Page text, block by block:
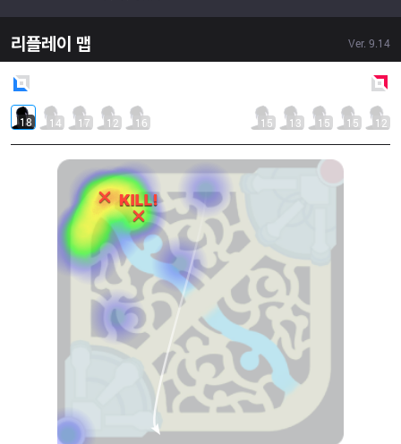
리플레이 맵 Ver. 9.14
18 14 17 12 16 15 13 15 15 12